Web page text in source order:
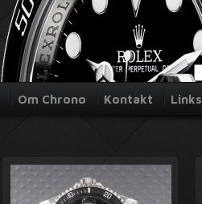
Om Chrono Kontakt Links